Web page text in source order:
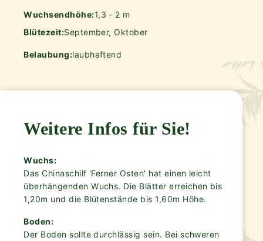
Wuchsendhöhe:1,3 - 2 m
Blütezeit:September, Oktober
Belaubung:laubhaftend
Weitere Infos für Sie!
Wuchs:
Das Chinaschilf 'Ferner Osten' hat einen leicht
überhängenden Wuchs. Die Blätter erreichen bis
1,20m und die Blütenstände bis 1,60m Höhe.
Boden:
Der Boden sollte durchlässig sein. Bei schweren